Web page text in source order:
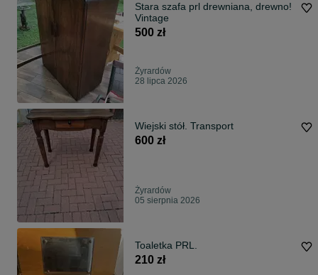
Stara szafa prl drewniana, drewno!
Vintage
500 zł
Żyrardów
28 lipca 2026
Wiejski stół. Transport
600 zł
Żyrardów
05 sierpnia 2026
Toaletka PRL.
210 zł